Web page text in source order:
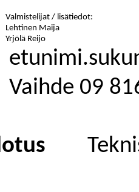
Valmistelijat / lisätiedot:
Lehtinen Maija
Yrjölä Reijo
Vaihde 09